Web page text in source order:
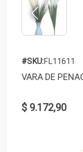
#SKU:FL11611
VARA DE
$ 9.172,90